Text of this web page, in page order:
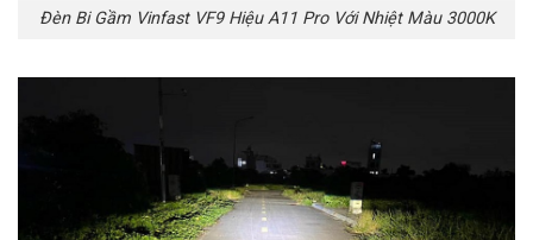
Đèn Bi Gầm Vinfast VF9 Hiệu A11 Pro Với Nhiệt Màu 3000K